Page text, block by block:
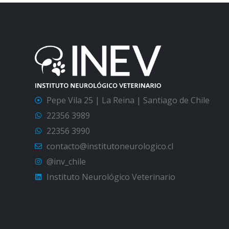
Pepe Vila 25 | La Reina | Santiago de Chile
22356 3989
22356 3990
contacto@institutoneurologico.cl
@inv_chile
Instituto Neurológico Veterinario